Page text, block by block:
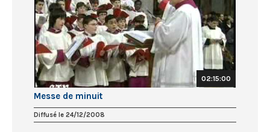
02:15:00
Messe de minuit
Diffusé le 24/12/2008